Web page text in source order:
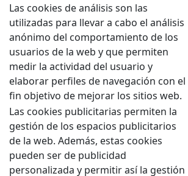
Las cookies de análisis son las
utilizadas para llevar a cabo el análisis
anónimo del comportamiento de los
usuarios de la web y que permiten
medir la actividad del usuario y
elaborar perfiles de navegación con el
fin objetivo de mejorar los sitios web.
Las cookies publicitarias permiten la
gestión de los espacios publicitarios
de la web. Además, estas cookies
pueden ser de publicidad
personalizada y permitir así la gestión